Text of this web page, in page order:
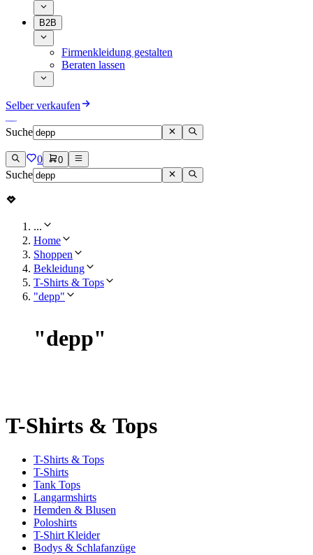
B2B
Firmenkleidung gestalten
Beraten lassen
Selber verkaufen
Suche
0 0
Suche
...
Home
Shoppen
Bekleidung
T-Shirts & Tops
"depp"
"depp"
T-Shirts & Tops
T-Shirts & Tops
T-Shirts
Tank Tops
Langarmshirts
Hemden & Blusen
Poloshirts
T-Shirt Kleider
Bodys & Schlafanzüge